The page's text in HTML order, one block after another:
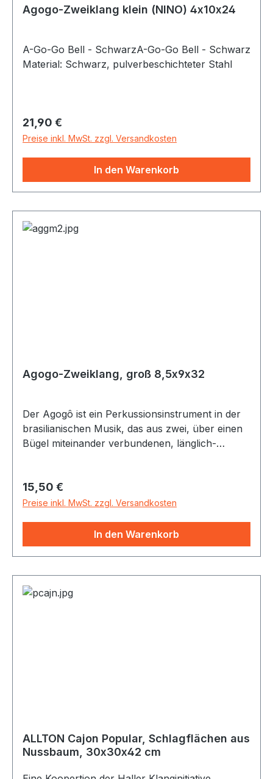
Agogo-Zweiklang klein (NINO) 4x10x24
A-Go-Go Bell - SchwarzA-Go-Go Bell - Schwarz
Material: Schwarz, pulverbeschichteter Stahl
Regulärer Preis:
21,90 €
Preise inkl. MwSt. zzgl. Versandkosten
In den Warenkorb
Agogo-Zweiklang, groß 8,5x9x32
Der Agogô ist ein Perkussionsinstrument in der
brasilianischen Musik, das aus zwei, über einen
Bügel miteinander verbundenen, länglich-
Tonhöhe. Das Tonintervall der beiden
obertonreichen Glocken ist je nach Verarbeitung
gestimmt. Der Agogô wird mit einem Stab aus
Holz, seltener auch aus Metall, angeschlagen.
Einen weiteren perkussiven Klang kann man
erzeugen, indem man die beiden Glocken
während des Spielens gegeneinander drückt.
Regulärer Preis:
15,50 €
Preise inkl. MwSt. zzgl. Versandkosten
In den Warenkorb
ALLTON Cajon Popular, Schlagflächen aus
Nussbaum, 30x30x42 cm